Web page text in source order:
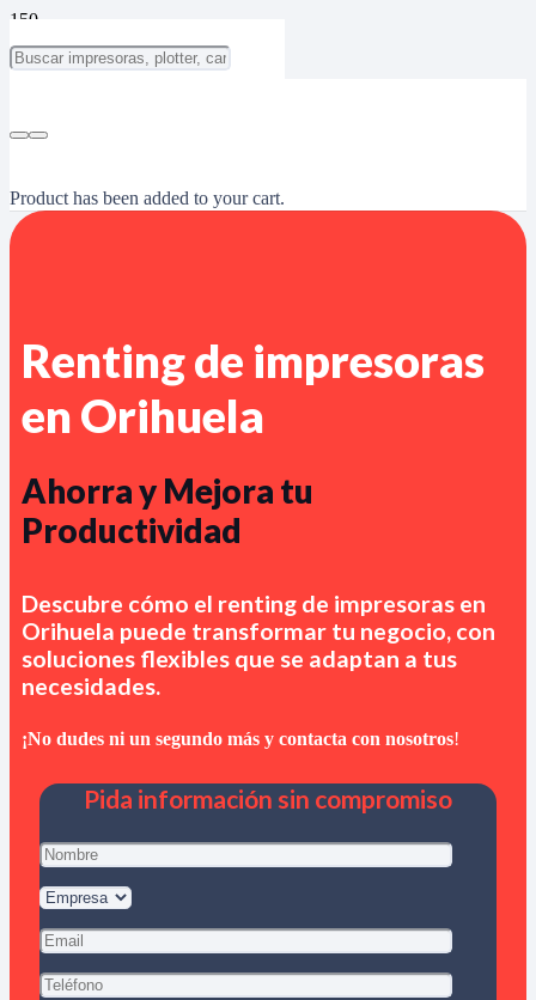
Product has been added to your cart.
Renting de impresoras
en Orihuela
Ahorra y Mejora tu
Productividad
Descubre cómo el renting de impresoras en
Orihuela puede transformar tu negocio, con
soluciones flexibles que se adaptan a tus
necesidades.
¡No dudes ni un segundo más y contacta con nosotros!
Pida información sin compromiso